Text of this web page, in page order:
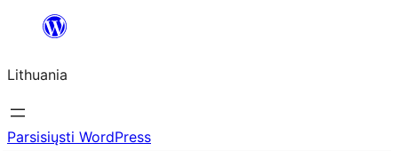
turinio
Lithuania
Parsisiųsti WordPress